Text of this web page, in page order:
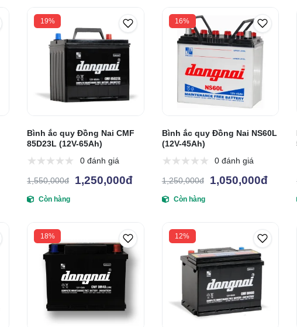
19%
Bình ắc quy Đồng Nai CMF
85D23L (12V-65Ah)
0 đánh giá
1,550,000đ 1,250,000đ
Còn hàng
16%
Bình ắc quy Đồng Nai NS60L
(12V-45Ah)
0 đánh giá
1,250,000đ 1,050,000đ
Còn hàng
18% 12%